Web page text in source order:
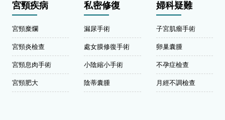
宮頸疾病
宮頸糜爛
宮頸炎檢查
宮頸息肉手術
宮頸肥大
私密修復
漏尿手術
處女膜修復手術
小陰縮小手術
陰蒂囊腫
婦科疑難
子宮肌瘤手術
卵巢囊腫
不孕症檢查
月經不調檢查